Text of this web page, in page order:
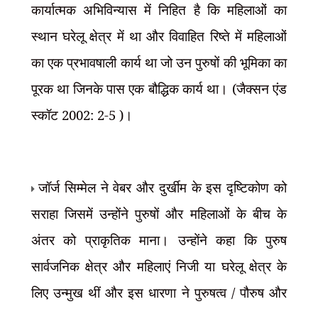
कार्यात्मक अभिविन्यास में निहित है कि महिलाओं का
स्थान घरेलू क्षेत्र में था और विवाहित रिष्ते में महिलाओं
का एक प्रभावषाली कार्य था जो उन पुरुषों की भूमिका का
पूरक था जिनके पास एक बौद्धिक कार्य था। (जैक्सन एंड
स्कॉट 2002: 2-5 )।
जॉर्ज सिम्मेल ने वेबर और दुर्खीम के इस दृष्टिकोण को
सराहा जिसमें उन्होंने पुरुषों और महिलाओं के बीच के
अंतर को प्राकृतिक माना। उन्होंने कहा कि पुरुष
सार्वजनिक क्षेत्र और महिलाएं निजी या घरेलू क्षेत्र के
लिए उन्मुख थीं और इस धारणा ने पुरुषत्व / पौरुष और